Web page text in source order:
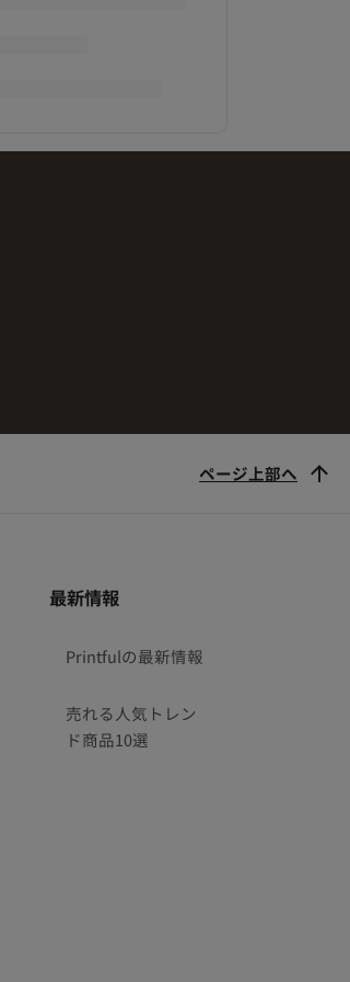
ページ上部へ
最新情報
Printfulの最新情報
売れる人気トレン
ド商品10選